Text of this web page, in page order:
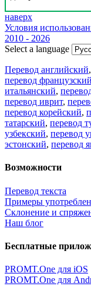
наверх
Условия
2010 - 2026
Select a language
Перевод английский,
перевод французский
итальянский,
перевод иврит,
перевод корейский,
татарский, перевод
узбекский, перевод
эстонский, перевод
Возможности
Перевод текста
Примеры
Склонение и
Наш блог
Бесплатные
PROMT.One для iOS
PROMT.One для